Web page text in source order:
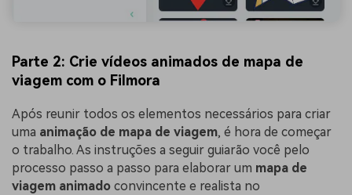
Parte 2: Crie vídeos animados de mapa de
viagem com o Filmora
Após reunir todos os elementos necessários para criar
uma animação de mapa de viagem, é hora de começar
o trabalho. As instruções a seguir guiarão você pelo
processo passo a passo para elaborar um mapa de
viagem animado convincente e realista no